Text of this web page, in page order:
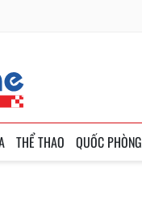
THỂ THAO QUỐC PHÒNG